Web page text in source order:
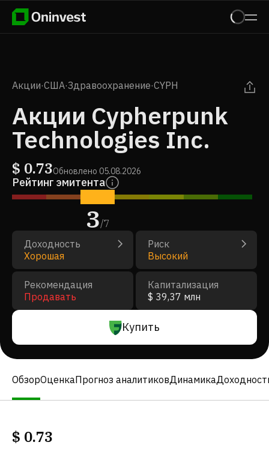
Акции·США·Здравоохранение·CYPH
Акции Cypherpunk
Technologies Inc.
$ 0.73Обновлено 05.08.2026
Рейтинг эмитента
3/7
Доходность
Хорошая
Риск
Высокий
Рекомендация
Продавать
Капитализация
$ 39,37 млн
Купить
ОбзорОценкаПрогноз аналитиковДинамика
$ 0.73